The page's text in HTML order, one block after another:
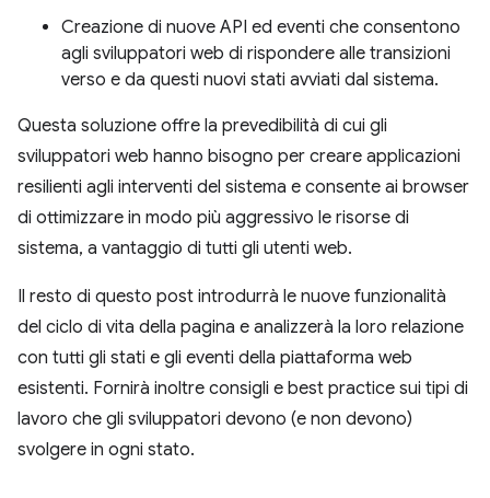
Creazione di nuove API ed eventi che consentono
agli sviluppatori web di rispondere alle transizioni
verso e da questi nuovi stati avviati dal sistema.
Questa soluzione offre la prevedibilità di cui gli
sviluppatori web hanno bisogno per creare applicazioni
resilienti agli interventi del sistema e consente ai browser
di ottimizzare in modo più aggressivo le risorse di
sistema, a vantaggio di tutti gli utenti web.
Il resto di questo post introdurrà le nuove funzionalità
del ciclo di vita della pagina e analizzerà la loro relazione
con tutti gli stati e gli eventi della piattaforma web
esistenti. Fornirà inoltre consigli e best practice sui tipi di
lavoro che gli sviluppatori devono (e non devono)
svolgere in ogni stato.